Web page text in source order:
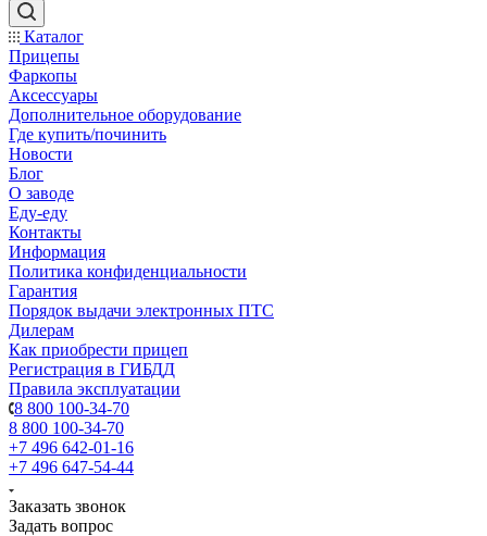
Каталог
Прицепы
Фаркопы
Аксессуары
Дополнительное оборудование
Где купить/починить
Новости
Блог
О заводе
Еду-еду
Контакты
Информация
Политика конфиденциальности
Гарантия
Порядок выдачи электронных ПТС
Дилерам
Как приобрести прицеп
Регистрация в ГИБДД
Правила эксплуатации
8 800 100-34-70
8 800 100-34-70
+7 496 642-01-16
+7 496 647-54-44
Заказать звонок
Задать вопрос